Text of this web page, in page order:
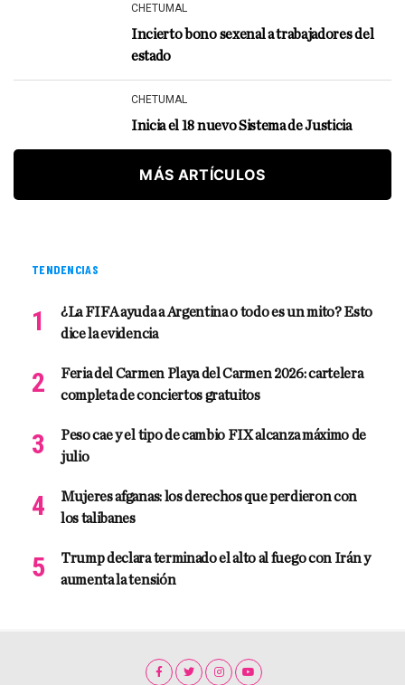
CHETUMAL
Incierto bono sexenal a trabajadores del
estado
CHETUMAL
Inicia el 18 nuevo Sistema de Justicia
MÁS ARTÍCULOS
TENDENCIAS
¿La FIFA ayuda a Argentina o todo es un mito? Esto
dice la evidencia
Feria del Carmen Playa del Carmen 2026: cartelera
completa de conciertos gratuitos
Peso cae y el tipo de cambio FIX alcanza máximo de
julio
Mujeres afganas: los derechos que perdieron con
los talibanes
Trump declara terminado el alto al fuego con Irán y
aumenta la tensión